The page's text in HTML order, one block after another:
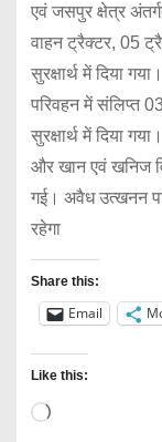
एवं जसपुर क्षेत्र
वाहन ट्रैक्टर, 05
सुरक्षार्थ में दिया
परिवहन में संलिप्त
सुरक्षार्थ में दिया
और खान एवं खनिज
गई। अवैध उत्खनन
रहेगा
Share this:
Email
Like this:
L